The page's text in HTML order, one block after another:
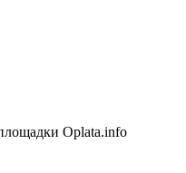
Oplata.info